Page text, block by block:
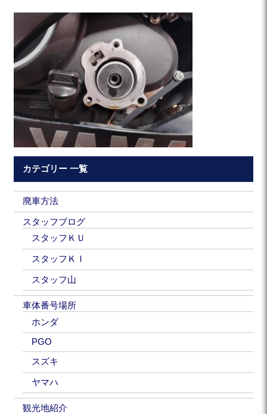
カテゴリー 一覧
廃車方法
スタッフブログ
スタッフＫＵ
スタッフＫＩ
スタッフ山
車体番号場所
ホンダ
PGO
スズキ
ヤマハ
観光地紹介